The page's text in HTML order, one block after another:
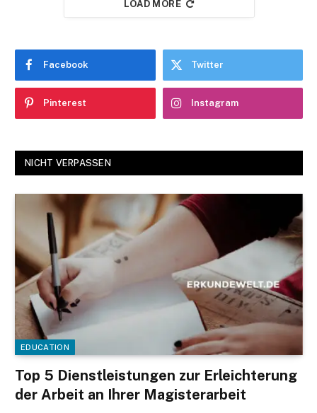
LOAD MORE
Facebook Twitter
Pinterest Instagram
NICHT VERPASSEN
EDUCATION
Top 5 Dienstleistungen zur Erleichterung
der Arbeit an Ihrer Magisterarbeit